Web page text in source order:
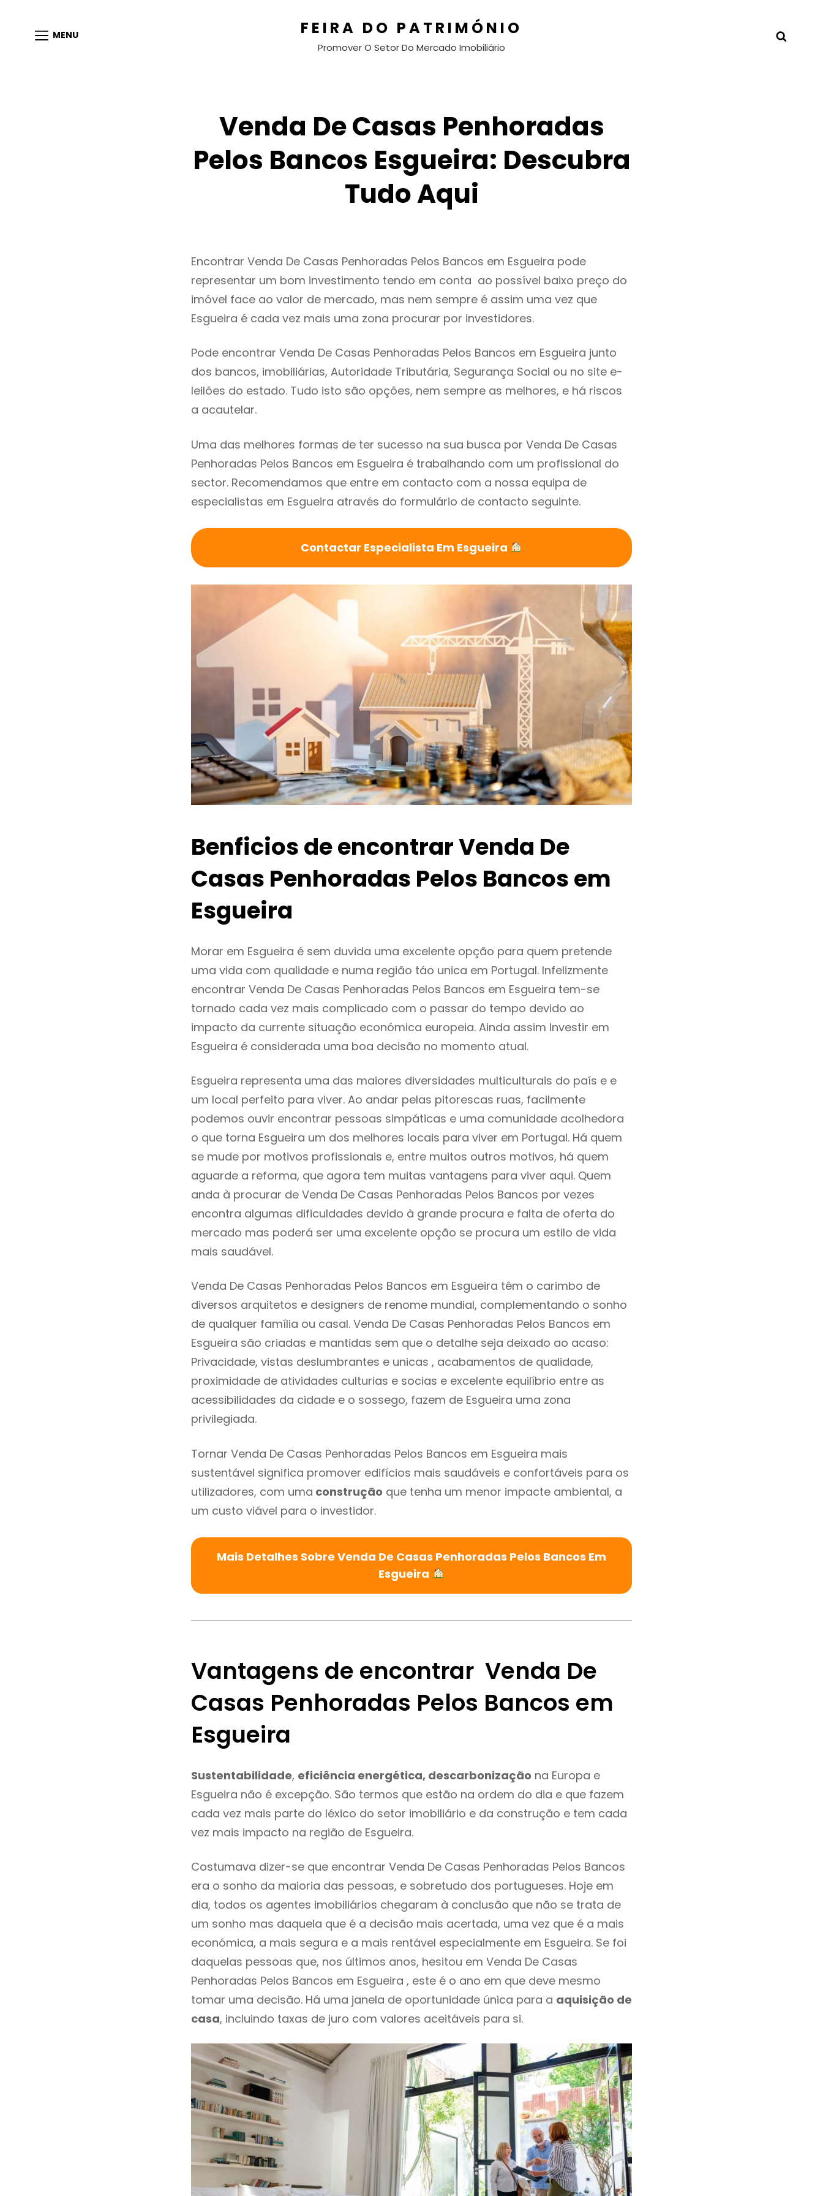
MENU FEIRA DO PATRIMÓNIO
Promover O Setor Do Mercado Imobiliário
Venda De Casas Penhoradas
Pelos Bancos Esgueira: Descubra
Tudo Aqui
Encontrar Venda De Casas Penhoradas Pelos Bancos em Esgueira pode
representar um bom investimento tendo em conta ao possível baixo preço do
imóvel face ao valor de mercado, mas nem sempre é assim uma vez que
Esgueira é cada vez mais uma zona procurar por investidores.
Pode encontrar Venda De Casas Penhoradas Pelos Bancos em Esgueira junto
dos bancos, imobiliárias, Autoridade Tributária, Segurança Social ou no site e-
leilões do estado. Tudo isto são opções, nem sempre as melhores, e há riscos
a acautelar.
Uma das melhores formas de ter sucesso na sua busca por Venda De Casas
Penhoradas Pelos Bancos em Esgueira é trabalhando com um profissional do
sector. Recomendamos que entre em contacto com a nossa equipa de
especialistas em Esgueira através do formulário de contacto seguinte.
Contactar Especialista Em Esgueira
Benficios de encontrar Venda De
Casas Penhoradas Pelos Bancos em
Esgueira
Morar em Esgueira é sem duvida uma excelente opção para quem pretende
uma vida com qualidade e numa região táo unica em Portugal. Infelizmente
encontrar Venda De Casas Penhoradas Pelos Bancos em Esgueira tem-se
tornado cada vez mais complicado com o passar do tempo devido ao
impacto da currente situação económica europeia. Ainda assim Investir em
Esgueira é considerada uma boa decisão no momento atual.
Esgueira representa uma das maiores diversidades multiculturais do país e e
um local perfeito para viver. Ao andar pelas pitorescas ruas, facilmente
podemos ouvir encontrar pessoas simpáticas e uma comunidade acolhedora
o que torna Esgueira um dos melhores locais para viver em Portugal. Há quem
se mude por motivos profissionais e, entre muitos outros motivos, há quem
aguarde a reforma, que agora tem muitas vantagens para viver aqui. Quem
anda à procurar de Venda De Casas Penhoradas Pelos Bancos por vezes
encontra algumas dificuldades devido à grande procura e falta de oferta do
mercado mas poderá ser uma excelente opção se procura um estilo de vida
mais saudável.
Venda De Casas Penhoradas Pelos Bancos em Esgueira têm o carimbo de
diversos arquitetos e designers de renome mundial, complementando o sonho
de qualquer família ou casal. Venda De Casas Penhoradas Pelos Bancos em
Esgueira são criadas e mantidas sem que o detalhe seja deixado ao acaso:
Privacidade, vistas deslumbrantes e unicas , acabamentos de qualidade,
proximidade de atividades culturias e socias e excelente equilíbrio entre as
acessibilidades da cidade e o sossego, fazem de Esgueira uma zona
privilegiada.
Tornar Venda De Casas Penhoradas Pelos Bancos em Esgueira mais
sustentável significa promover edifícios mais saudáveis e confortáveis para os
utilizadores, com uma construção que tenha um menor impacte ambiental, a
um custo viável para o investidor.
Mais Detalhes Sobre Venda De Casas Penhoradas Pelos Bancos Em
Esgueira
Vantagens de encontrar Venda De
Casas Penhoradas Pelos Bancos em
Esgueira
Sustentabilidade, eficiência energética, descarbonização na Europa e
Esgueira não é excepção. São termos que estão na ordem do dia e que fazem
cada vez mais parte do léxico do setor imobiliário e da construção e tem cada
vez mais impacto na região de Esgueira.
Costumava dizer-se que encontrar Venda De Casas Penhoradas Pelos Bancos
era o sonho da maioria das pessoas, e sobretudo dos portugueses. Hoje em
dia, todos os agentes imobiliários chegaram à conclusão que não se trata de
um sonho mas daquela que é a decisão mais acertada, uma vez que é a mais
económica, a mais segura e a mais rentável especialmente em Esgueira. Se foi
daquelas pessoas que, nos últimos anos, hesitou em Venda De Casas
Penhoradas Pelos Bancos em Esgueira , este é o ano em que deve mesmo
tomar uma decisão. Há uma janela de oportunidade única para a aquisição de
casa, incluindo taxas de juro com valores aceitáveis para si.